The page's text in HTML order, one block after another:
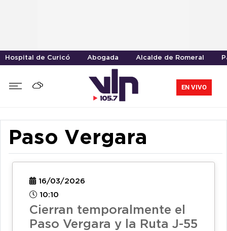
Hospital de Curicó Abogada Alcalde de Romeral
EN VIVO
Paso Vergara
16/03/2026
10:10
Cierran temporalmente el
Paso Vergara y la Ruta J-55